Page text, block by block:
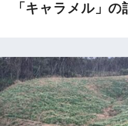
「キャラメル」の